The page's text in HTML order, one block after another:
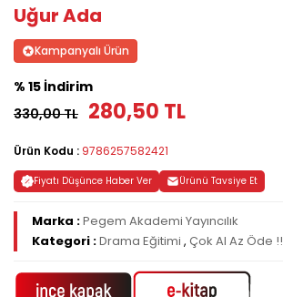
Uğur Ada
Kampanyalı Ürün
% 15 İndirim
330,00 TL 280,50 TL
Ürün Kodu : 9786257582421
Fiyatı Düşünce Haber Ver Ürünü Tavsiye Et
Marka :Pegem Akademi Yayıncılık
Kategori :Drama Eğitimi , Çok Al Az Öde !!